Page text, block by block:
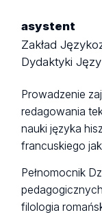
asystent
Zakład
Dydaktyki
Prowadzenie
redagowania
nauki języka
francuskiego
Pełnomocnik
filologia